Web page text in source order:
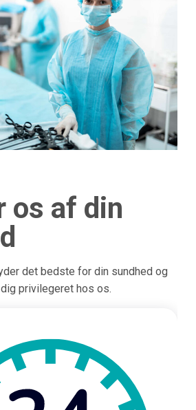
os af din
det bedste for din sundhed og
privilegeret hos os.